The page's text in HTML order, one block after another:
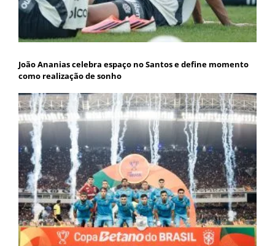
João Ananias celebra espaço no Santos e define momento
como realização de sonho